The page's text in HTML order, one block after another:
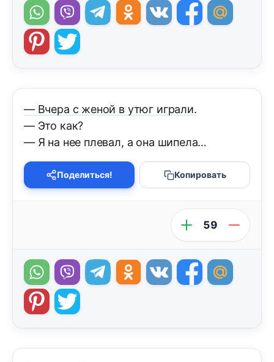
— Вчера с женой в утюг играли.
— Это как?
— Я на нее плевал, а она шипела…
Поделиться! Копировать
59